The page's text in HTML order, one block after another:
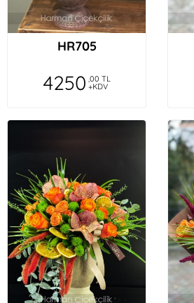
HR705
4250 ,00 TL
+KDV